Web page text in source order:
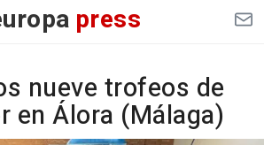
press
nueve trofeos de
en Álora (Málaga)